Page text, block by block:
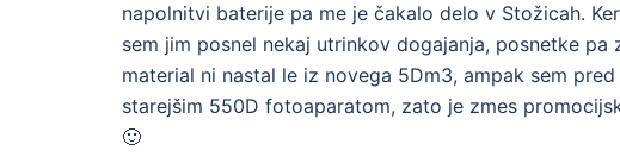
napolnitvi baterije pa me je čakalo delo v Stožicah.
sem jim posnel nekaj utrinkov dogajanja, posnetke
material ni nastal le iz novega 5Dm3, ampak sem
starejšim 550D fotoaparatom, zato je zmes
🙂